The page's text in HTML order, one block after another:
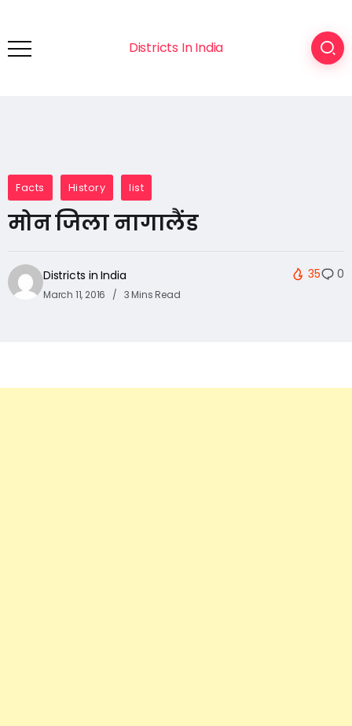
Districts In India
Facts History list
मोन जिला नागालैंड
Districts in India
March 11, 2016 3 Mins Read
35 0